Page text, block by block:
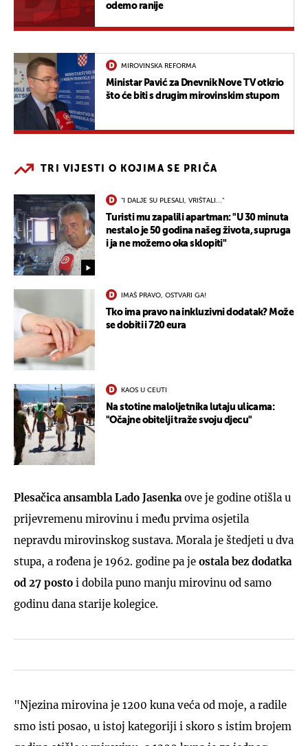
odemo ranije
MIROVINSKA REFORMA
Ministar Pavić za Dnevnik Nove TV otkrio
što će biti s drugim mirovinskim stupom
TRI VIJESTI O KOJIMA SE PRIČA
"I DALJE SU PLESALI, VRIŠTALI..."
Turisti mu zapalili apartman: "U 30 minuta
nestalo je 50 godina našeg života, supruga
i ja ne možemo oka sklopiti"
IMAŠ PRAVO, OSTVARI GA!
Tko ima pravo na inkluzivni dodatak? Može
se dobiti i 720 eura
KAOS U CEUTI
Na stotine maloljetnika lutaju ulicama:
"Očajne obitelji traže svoju djecu"
Plesačica ansambla Lado Jasenka ove je godine otišla u
prijevremenu mirovinu i među prvima osjetila
nepravdu mirovinskog sustava. Morala je štedjeti u dva
stupa, a rođena je 1962. godine pa je ostala bez dodatka
od 27 posto i dobila puno manju mirovinu od samo
godinu dana starije kolegice.
"Njezina mirovina je 1200 kuna veća od moje, a radile
smo isti posao, u istoj kategoriji i skoro s istim brojem